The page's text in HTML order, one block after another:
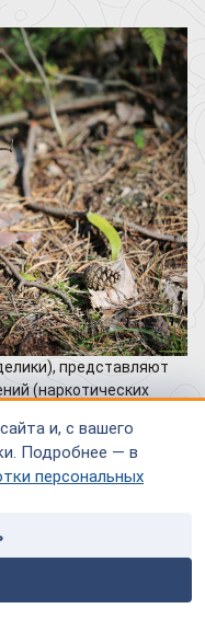
и, с вашего
Подробнее — в
персональных
payment contacts
представляют
(наркотических
на ЦНС, вызывая
восприятия органов
Последствия их
весьма